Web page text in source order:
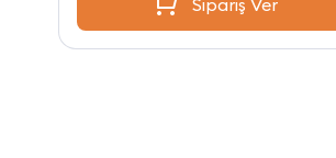
Sipariş Ver